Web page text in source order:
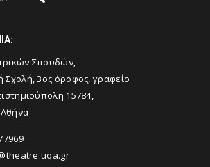
Σπουδών,
Σχολή, 3ος όροφος, γραφείο
15784,